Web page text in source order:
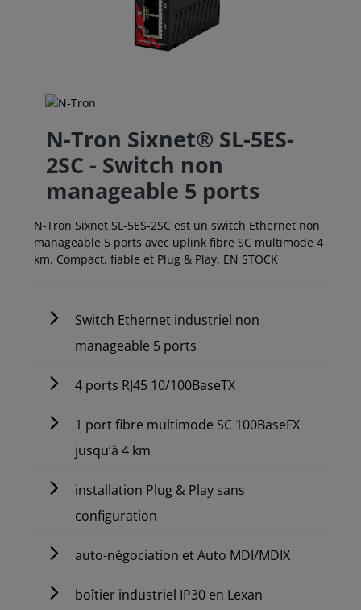
N-Tron Sixnet® SL-5ES-
2SC - Switch non
manageable 5 ports
N-Tron Sixnet SL-5ES-2SC est un switch Ethernet non
manageable 5 ports avec uplink fibre SC multimode 4
km. Compact, fiable et Plug & Play. EN STOCK
Switch Ethernet industriel non
manageable 5 ports
4 ports RJ45 10/100BaseTX
1 port fibre multimode SC 100BaseFX
jusqu’à 4 km
installation Plug & Play sans
configuration
auto-négociation et Auto MDI/MDIX
boîtier industriel IP30 en Lexan